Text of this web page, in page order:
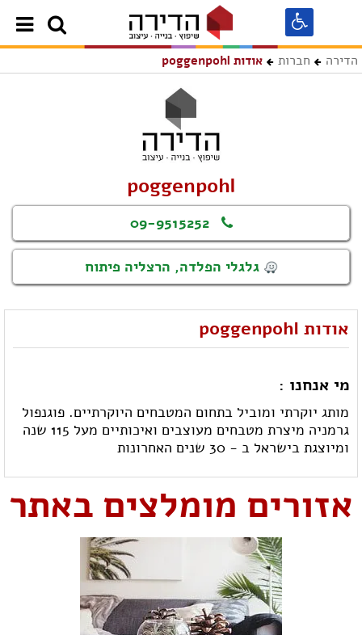
הדירה חברות אודות poggenpohl
poggenpohl
09-9515252
גלגלי הפלדה, הרצליה פיתוח
אודות poggenpohl
מי אנחנו :
מותג יוקרתי ומוביל בתחום המטבחים היוקרתיים. פוגנפול
גרמניה מיצרת מטבחים מעוצבים ואיכותיים מעל 115 שנה
ומיוצגת בישראל ב - 30 שנים האחרונות
אזורים מומלצים באתר